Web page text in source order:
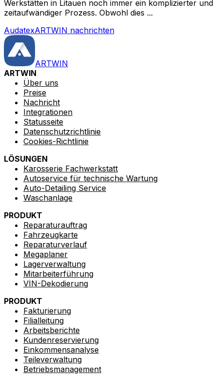
Werkstätten in Litauen noch immer ein komplizierter und
zeitaufwändiger Prozess. Obwohl dies ...
AudatexARTWIN nachrichten
ARTWIN
ARTWIN
Über uns
Preise
Nachricht
Integrationen
Statusseite
Datenschutzrichtlinie
Cookies-Richtlinie
LÖSUNGEN
Karosserie Fachwerkstatt
Autoservice für technische Wartung
Auto-Detailing Service
Waschanlage
PRODUKT
Reparaturauftrag
Fahrzeugkarte
Reparaturverlauf
Megaplaner
Lagerverwaltung
Mitarbeiterführung
VIN-Dekodierung
PRODUKT
Fakturierung
Filialleitung
Arbeitsberichte
Kundenreservierung
Einkommensanalyse
Teileverwaltung
Betriebsmanagement